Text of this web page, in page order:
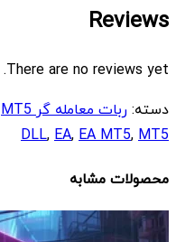
Reviews
There are no reviews yet.
دسته:ربات معامله گر MT5MT5
DLL,EA,EA MT5,MT5
محصولات مشابه